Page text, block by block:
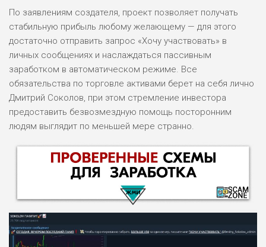
По заявлениям создателя, проект позволяет получать
стабильную прибыль любому желающему — для этого
достаточно отправить запрос «Хочу участвовать» в
личных сообщениях и наслаждаться пассивным
заработком в автоматическом режиме. Все
обязательства по торговле активами берет на себя лично
Дмитрий Соколов, при этом стремление инвестора
предоставить безвозмездную помощь посторонним
людям выглядит по меньшей мере странно.